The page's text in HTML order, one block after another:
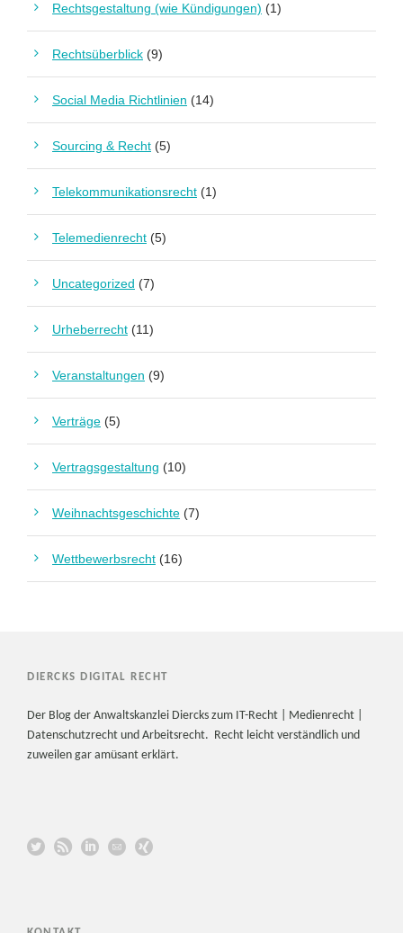
Rechtsgestaltung (wie Kündigungen) (1)
Rechtsüberblick (9)
Social Media Richtlinien (14)
Sourcing & Recht (5)
Telekommunikationsrecht (1)
Telemedienrecht (5)
Uncategorized (7)
Urheberrecht (11)
Veranstaltungen (9)
Verträge (5)
Vertragsgestaltung (10)
Weihnachtsgeschichte (7)
Wettbewerbsrecht (16)
DIERCKS DIGITAL RECHT
Der Blog der Anwaltskanzlei Diercks zum IT-Recht | Medienrecht |
Datenschutzrecht und Arbeitsrecht. Recht leicht verständlich und
zuweilen gar amüsant erklärt.